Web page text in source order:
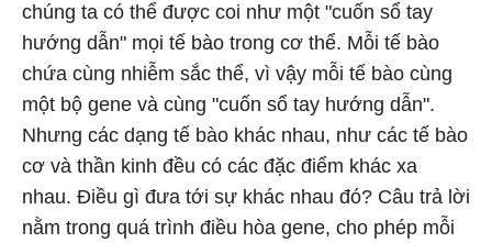
chúng ta có thể được coi như một "cuốn sổ tay
hướng dẫn" mọi tế bào trong cơ thể. Mỗi tế bào
chứa cùng nhiễm sắc thể, vì vậy mỗi tế bào cùng
một bộ gene và cùng "cuốn sổ tay hướng dẫn".
Nhưng các dạng tế bào khác nhau, như các tế bào
cơ và thần kinh đều có các đặc điểm khác xa
nhau. Điều gì đưa tới sự khác nhau đó? Câu trả lời
nằm trong quá trình điều hòa gene, cho phép mỗi